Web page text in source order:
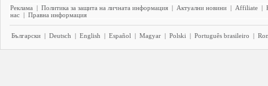
Реклама | Политика за защита на личната информация | Актуални новини | Affiliate |
нас | Правна информация
Български | Deutsch | English | Español | Magyar | Polski | Português brasileiro |